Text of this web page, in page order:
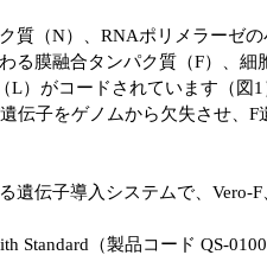
（N）、RNAポリメラーゼ
膜融合タンパク質（F）、
）がコードされています（図
子をゲノムから欠失させ、
遺伝子導入システムで、Vero-
Standard（製品コード QS-